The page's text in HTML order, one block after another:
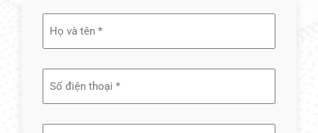
tên
(Required)